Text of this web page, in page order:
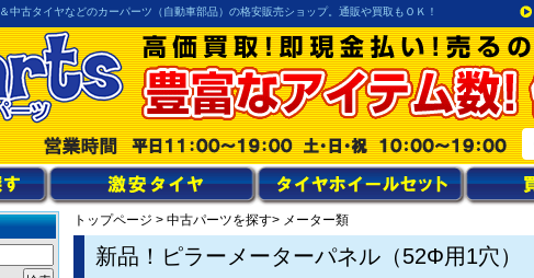
中古タイヤなどのカーパーツ（自動車部品）の格安販売ショップ。通販や買取もＯＫ！
トップページ > 中古パーツを探す> メーター類
新品！ピラーメーターパネル（52Φ用1穴）